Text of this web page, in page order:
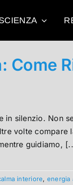
Come
in silenzio. Non
volte
guidiamo,
interiore, energia